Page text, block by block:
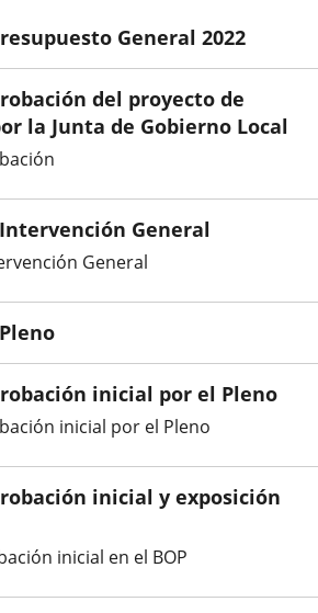
una
aplicación
externa.
una
aplicación
externa.
una
General 2022
del proyecto de
la Junta de Gobierno Local
General
General
inicial por el Pleno
inicial por el Pleno
inicial y exposición
inicial en el BOP